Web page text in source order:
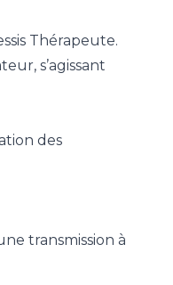
Thérapeute.
s’agissant
des
transmission à